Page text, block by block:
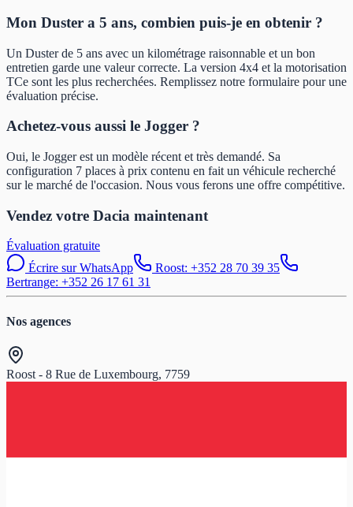
Mon Duster a 5 ans, combien puis-je en obtenir ?
Un Duster de 5 ans avec un kilométrage raisonnable et un bon
entretien garde une valeur correcte. La version 4x4 et la motorisation
TCe sont les plus recherchées. Remplissez notre formulaire pour une
évaluation précise.
Achetez-vous aussi le Jogger ?
Oui, le Jogger est un modèle récent et très demandé. Sa
configuration 7 places à prix contenu en fait un véhicule recherché
sur le marché de l'occasion. Nous vous ferons une offre compétitive.
Vendez votre Dacia maintenant
Évaluation gratuite
Écrire sur WhatsApp
Roost: +352 28 70 39 35
Bertrange: +352 26 17 61 31
Nos agences
Roost - 8 Rue de Luxembourg, 7759